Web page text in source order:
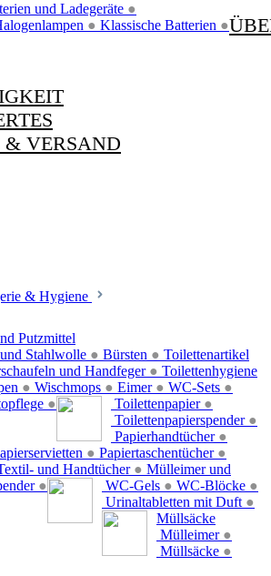
und Ladegeräte ●
● Klassische Batterien ●
& VERSAND
& Hygiene
Putzmittel
Stahlwolle ● Bürsten ●
und Handfeger ●
● Wischmops ● Eimer ● WC-Sets ●
●
Toilettenartikel
Toilettenpapier ●
Toilettenpapierspender ●
Papierhandtücher ●
● Papiertaschentücher ●
und Handtücher ●
●
Toilettenhygiene
WC-Gels ● WC-Blöcke ●
Urinaltabletten mit Duft ●
Mülleimer und
Müllsäcke
Mülleimer ●
Müllsäcke ●